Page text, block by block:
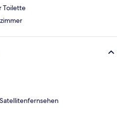
Toilette